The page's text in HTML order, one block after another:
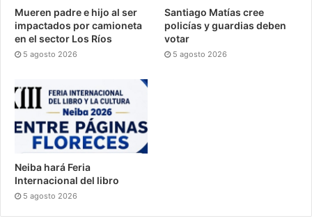
Mueren padre e hijo al ser
impactados por camioneta
en el sector Los Ríos
5 agosto 2026
Santiago Matías cree
policías y guardias deben
votar
5 agosto 2026
Neiba hará Feria
Internacional del libro
5 agosto 2026